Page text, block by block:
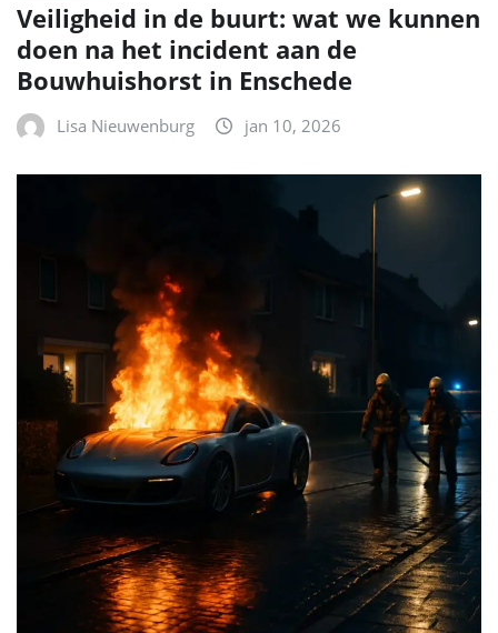
Veiligheid in de buurt: wat we kunnen
doen na het incident aan de
Bouwhuishorst in Enschede
Lisa Nieuwenburg jan 10, 2026